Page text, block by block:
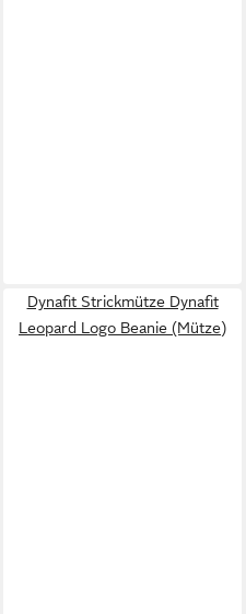
Dynafit Strickmütze Dynafit
Leopard Logo Beanie (Mütze)